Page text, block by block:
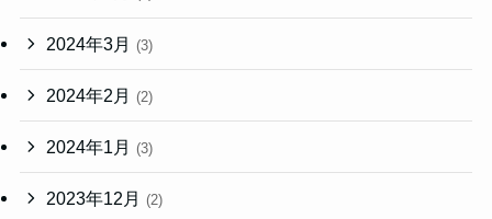
2024年3月 (3)
2024年2月 (2)
2024年1月 (3)
2023年12月 (2)